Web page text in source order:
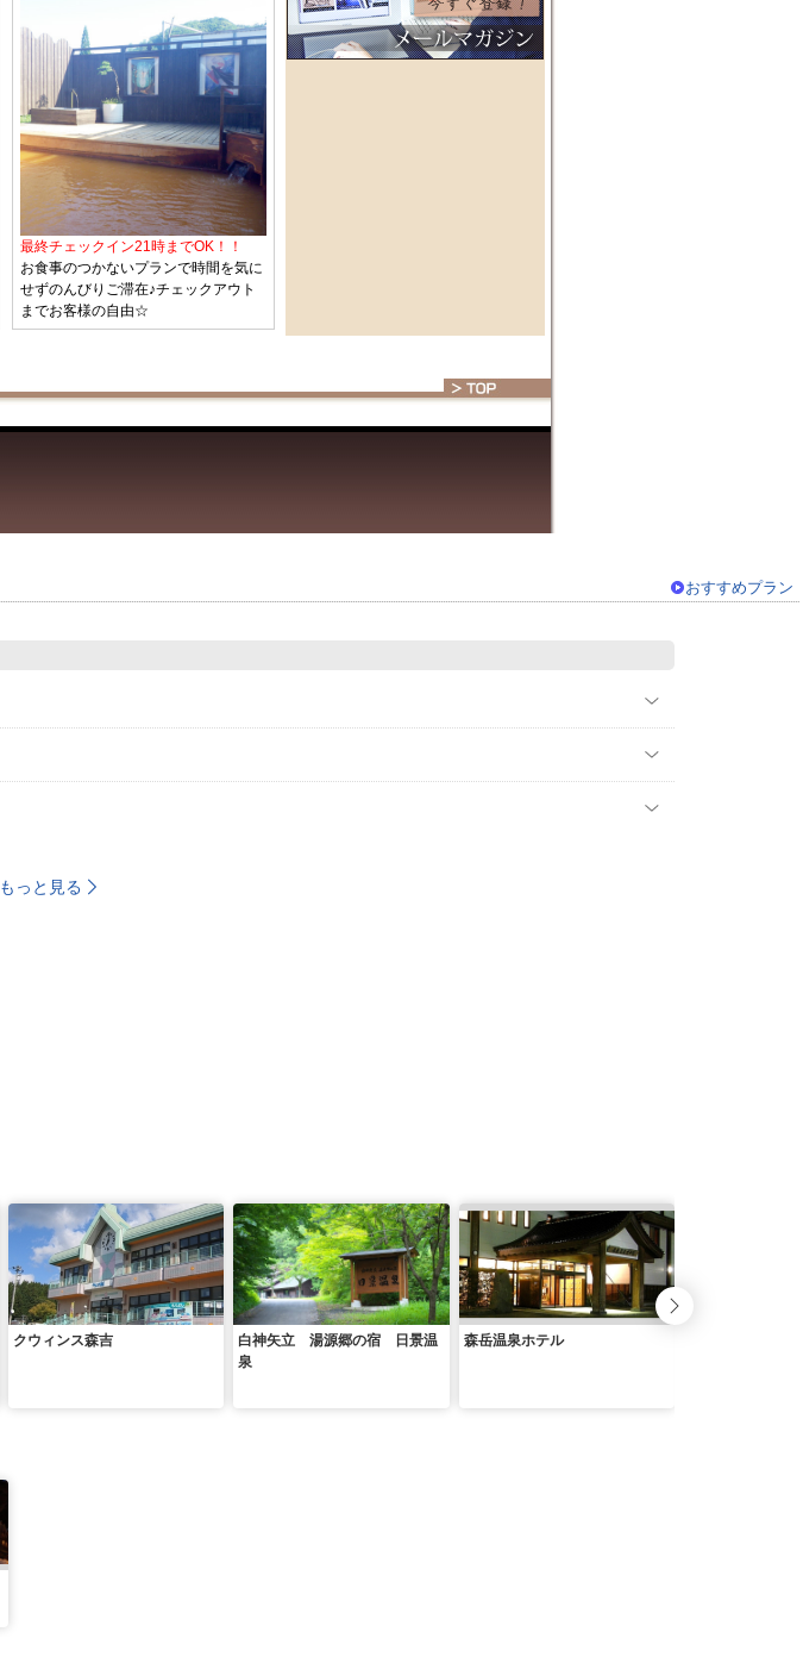
最終チェックイン21時までOK！！
お食事のつかないプランで時間を気に
せずのんびりご滞在♪チェックアウト
までお客様の自由☆
おすすめプラン
もっと見る
クウィンス森吉
白神矢立 湯源郷の宿 日景温
泉
森岳温泉ホテル